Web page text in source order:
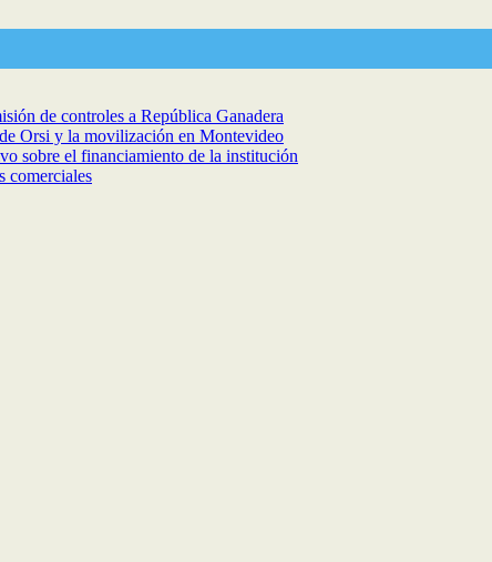
de controles a República Ganadera
Orsi y la movilización en Montevideo
sobre el financiamiento de la institución
comerciales